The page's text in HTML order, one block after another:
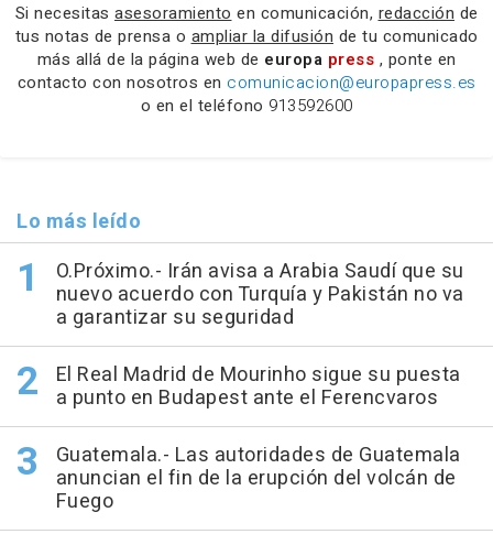
Si necesitas asesoramiento en comunicación, redacción de
tus notas de prensa o ampliar la difusión de tu comunicado
más allá de la página web de europa press , ponte en
contacto con nosotros en comunicacion@europapress.es
o en el teléfono 913592600
Lo más leído
O.Próximo.- Irán avisa a Arabia Saudí que su
nuevo acuerdo con Turquía y Pakistán no va
a garantizar su seguridad
El Real Madrid de Mourinho sigue su puesta
a punto en Budapest ante el Ferencvaros
Guatemala.- Las autoridades de Guatemala
anuncian el fin de la erupción del volcán de
Fuego